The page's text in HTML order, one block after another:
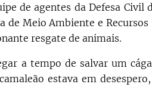
de agentes da Defesa Civil
de Meio Ambiente e
resgate de animais.
a tempo de salvar um
estava em